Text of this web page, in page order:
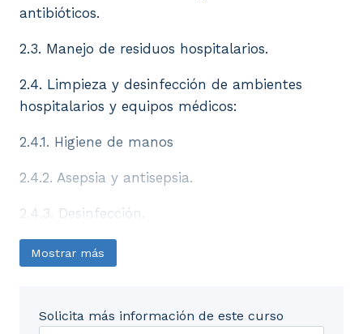
antibióticos.
2.3. Manejo de residuos hospitalarios.
2.4. Limpieza y desinfección de ambientes
hospitalarios y equipos médicos:
2.4.1. Higiene de manos
2.4.2. Asepsia y antisepsia.
2.4.3. Desinfección.
2.4.4. Esterilización.
2. 6. Estrategias para el control de las
Mostrar más
Solicita más información de este curso